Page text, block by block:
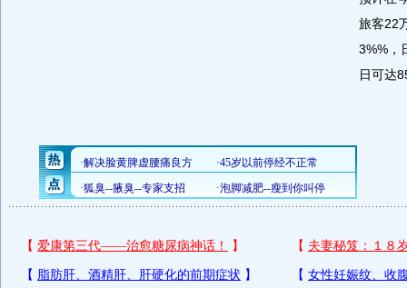
旅客22
3%%，
日可达